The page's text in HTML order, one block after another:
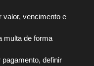
valor, vencimento e
multa de forma
definir